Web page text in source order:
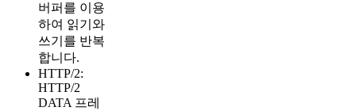
버퍼를 이용
하여 읽기와
쓰기를 반복
합니다.
HTTP/2:
HTTP/2
DATA 프레